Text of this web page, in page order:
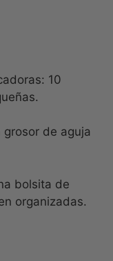
10
de aguja
bolsita de
organizadas.